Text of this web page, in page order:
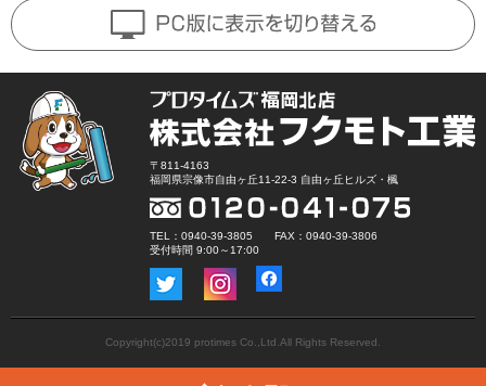
〒811-4163
福岡県宗像市自由ヶ丘11-22-3 自由ヶ丘ヒルズ・楓
TEL：0940-39-3805 FAX：0940-39-3806
受付時間 9:00～17:00
Copyright(c)2019 protimes Co.,Ltd.All Rights Reserved.